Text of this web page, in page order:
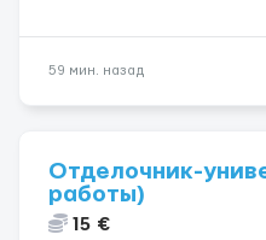
59 мин. назад
Отделочник-
работы)
15 €